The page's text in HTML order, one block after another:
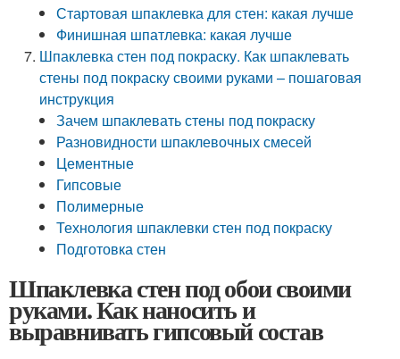
Стартовая шпаклевка для стен: какая лучше
Финишная шпатлевка: какая лучше
Шпаклевка стен под покраску. Как шпаклевать
стены под покраску своими руками – пошаговая
инструкция
Зачем шпаклевать стены под покраску
Разновидности шпаклевочных смесей
Цементные
Гипсовые
Полимерные
Технология шпаклевки стен под покраску
Подготовка стен
Шпаклевка стен под обои своими
руками. Как наносить и
выравнивать гипсовый состав